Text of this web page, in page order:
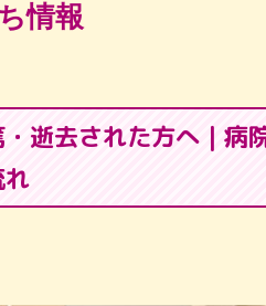
情報
逝去された方へ｜病